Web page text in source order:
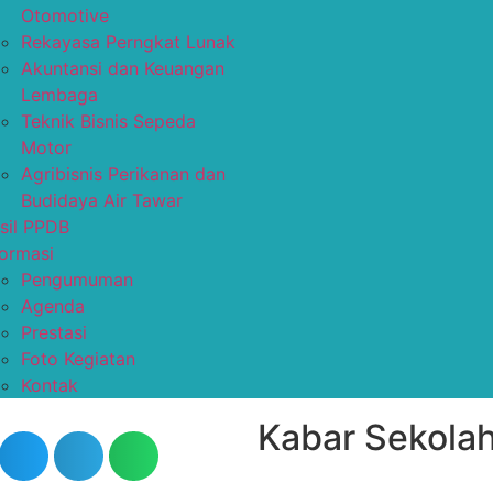
Otomotive
Rekayasa Perngkat Lunak
Akuntansi dan Keuangan
Lembaga
Teknik Bisnis Sepeda
Motor
Agribisnis Perikanan dan
Budidaya Air Tawar
PPDB
Pengumuman
Agenda
Prestasi
Foto Kegiatan
Kontak
Kabar